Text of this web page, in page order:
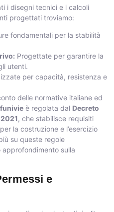
i disegni tecnici e i calcoli
progettati troviamo:
fondamentali per la stabilità
Progettate per garantire la
utenti.
per capacità, resistenza e
delle normative italiane ed
è regolata dal Decreto
, che stabilisce requisiti
la costruzione e l’esercizio
su queste regole
sulla
e